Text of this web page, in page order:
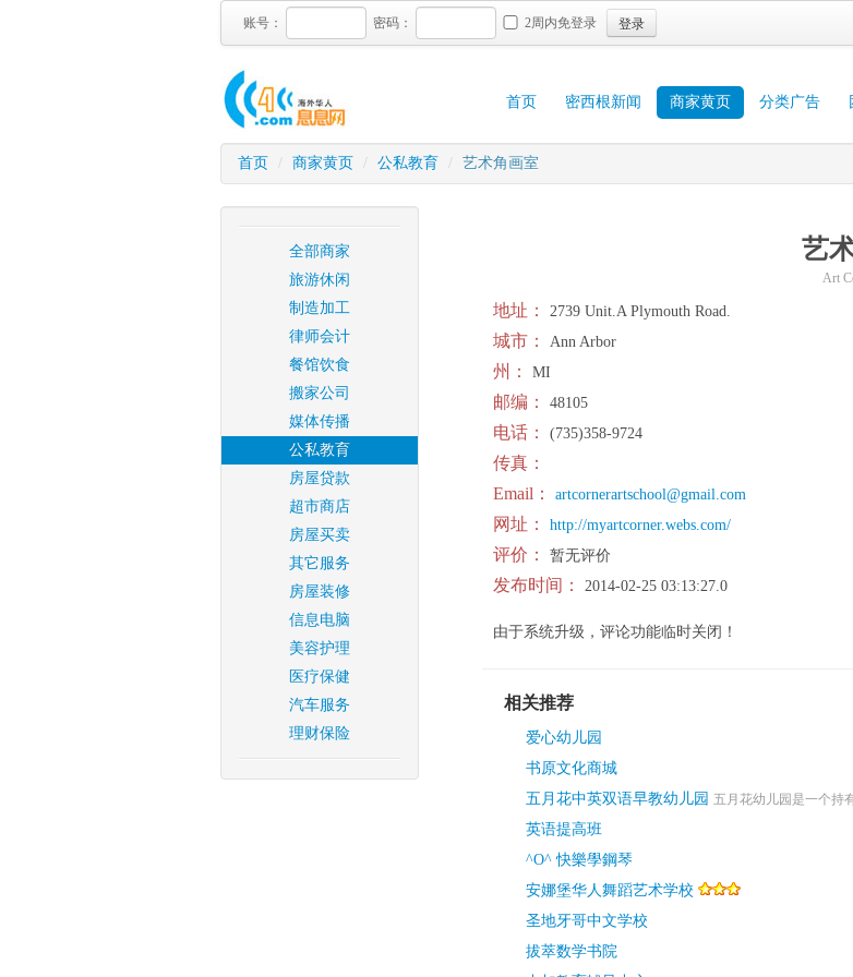
账号： 密码： 2周内免登录 登录
首页 密西根新闻 商家黄页 分类广告
首页 / 商家黄页 / 公私教育 / 艺术角画室
全部商家
旅游休闲
制造加工
律师会计
餐馆饮食
搬家公司
媒体传播
公私教育
房屋贷款
超市商店
房屋买卖
其它服务
房屋装修
信息电脑
美容护理
医疗保健
汽车服务
理财保险
艺
Art
地址： 2739 Unit.A Plymouth Road.
城市： Ann Arbor
州： MI
邮编： 48105
电话： (735)358-9724
传真：
Email：
artcornerartschool@gmail.com
网址： http://myartcorner.webs.com/
评价： 暂无评价
发布时间： 2014-02-25 03:13:27.0
由于系统升级，评论功能临时关闭！
相关推荐
爱心幼儿园
书原文化商城
五月花中英双语早教幼儿园 五月花幼儿园是一个持
英语提高班
^O^ 快樂學鋼琴
安娜堡华人舞蹈艺术学校
圣地牙哥中文学校
拔萃数学书院